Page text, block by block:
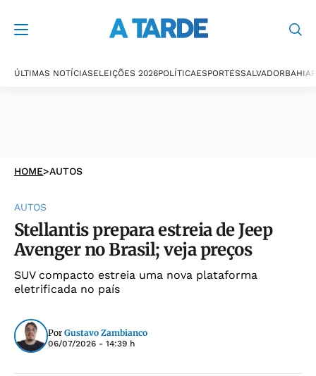
ÚLTIMAS NOTÍCIASELEIÇÕES 2026POLÍTICAESPORTESSALVADORBAHIA
HOME>AUTOS
AUTOS
Stellantis prepara estreia de Jeep
Avenger no Brasil; veja preços
SUV compacto estreia uma nova plataforma
eletrificada no país
Por Gustavo Zambianco
06/07/2026 - 14:39 h